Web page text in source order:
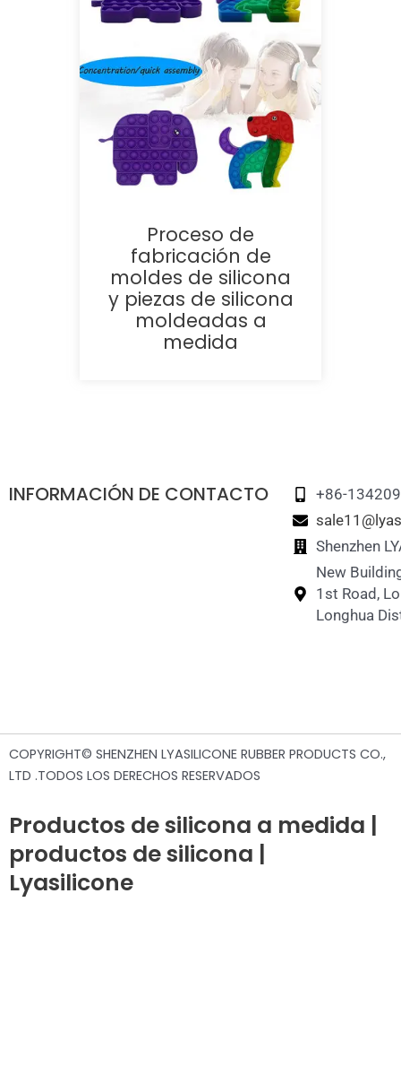
Proceso de
fabricación de
moldes de silicona
y piezas de silicona
moldeadas a
medida
INFORMACIÓN DE CONTACTO
+86-
Shenzhen
New
1st Road,
Longhua
COPYRIGHT© SHENZHEN LYASILICONE RUBBER PRODUCTS CO.,
LTD .TODOS LOS DERECHOS RESERVADOS
Productos de silicona a medida |
productos de silicona |
Lyasilicone